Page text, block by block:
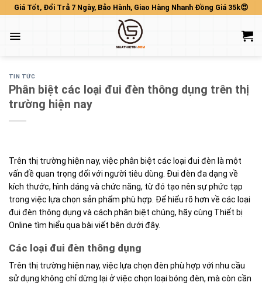
Skip
content
Giá Tốt, Đổi Trả 7 Ngày, Bảo Hành, Giao Hàng Nhanh Đồng Giá 35k😍
TIN TỨC
Phân biệt các loại đui đèn thông dụng trên thị
trường hiện nay
Trên thị trường hiện nay, việc phân biệt các loại đui đèn là một
vấn đề quan trọng đối với người tiêu dùng. Đui đèn đa dạng về
kích thước, hình dáng và chức năng, từ đó tạo nên sự phức tạp
trong việc lựa chọn sản phẩm phù hợp. Để hiểu rõ hơn về các loại
đui đèn thông dụng và cách phân biệt chúng, hãy cùng Thiết bị
Online tìm hiểu qua bài viết bên dưới đây.
Các loại đui đèn thông dụng
Trên thị trường hiện nay, việc lựa chọn đèn phù hợp với nhu cầu
sử dụng không chỉ dừng lại ở việc chọn loại bóng đèn, mà còn cần